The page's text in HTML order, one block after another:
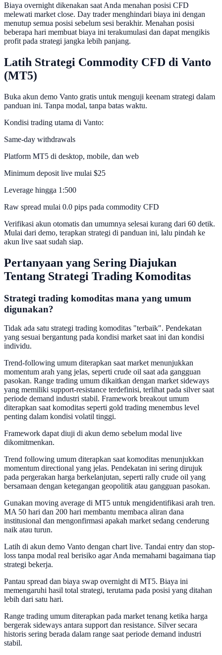
Biaya overnight dikenakan saat Anda menahan posisi CFD
melewati market close. Day trader menghindari biaya ini dengan
menutup semua posisi sebelum sesi berakhir. Menahan posisi
beberapa hari membuat biaya ini terakumulasi dan dapat mengikis
profit pada strategi jangka lebih panjang.
Latih Strategi Commodity CFD di Vanto
(MT5)
Buka akun demo Vanto gratis untuk menguji keenam strategi dalam
panduan ini. Tanpa modal, tanpa batas waktu.
Kondisi trading utama di Vanto:
Same-day withdrawals
Platform MT5 di desktop, mobile, dan web
Minimum deposit live mulai $25
Leverage hingga 1:500
Raw spread mulai 0.0 pips pada commodity CFD
Verifikasi akun otomatis dan umumnya selesai kurang dari 60 detik.
Mulai dari demo, terapkan strategi di panduan ini, lalu pindah ke
akun live saat sudah siap.
Pertanyaan yang Sering Diajukan
Tentang Strategi Trading Komoditas
Strategi trading komoditas mana yang umum
digunakan?
Tidak ada satu strategi trading komoditas "terbaik". Pendekatan
yang sesuai bergantung pada kondisi market saat ini dan kondisi
individu.
Trend-following umum diterapkan saat market menunjukkan
momentum arah yang jelas, seperti crude oil saat ada gangguan
pasokan. Range trading umum dikaitkan dengan market sideways
yang memiliki support-resistance terdefinisi, terlihat pada silver saat
periode demand industri stabil. Framework breakout umum
diterapkan saat komoditas seperti gold trading menembus level
penting dalam kondisi volatil tinggi.
Framework dapat diuji di akun demo sebelum modal live
dikomitmenkan.
Trend following umum diterapkan saat komoditas menunjukkan
momentum directional yang jelas. Pendekatan ini sering dirujuk
pada pergerakan harga berkelanjutan, seperti rally crude oil yang
bersamaan dengan ketegangan geopolitik atau gangguan pasokan.
Gunakan moving average di MT5 untuk mengidentifikasi arah tren.
MA 50 hari dan 200 hari membantu membaca aliran dana
institusional dan mengonfirmasi apakah market sedang cenderung
naik atau turun.
Latih di akun demo Vanto dengan chart live. Tandai entry dan stop-
loss tanpa modal real berisiko agar Anda memahami bagaimana tiap
strategi bekerja.
Pantau spread dan biaya swap overnight di MT5. Biaya ini
memengaruhi hasil total strategi, terutama pada posisi yang ditahan
lebih dari satu hari.
Range trading umum diterapkan pada market tenang ketika harga
bergerak sideways antara support dan resistance. Silver secara
historis sering berada dalam range saat periode demand industri
stabil.